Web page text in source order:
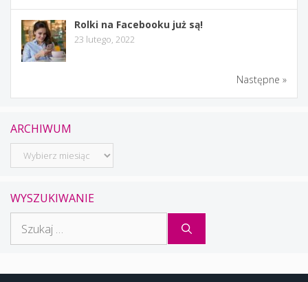
Rolki na Facebooku już są!
23 lutego, 2022
Następne »
ARCHIWUM
Archiwum
WYSZUKIWANIE